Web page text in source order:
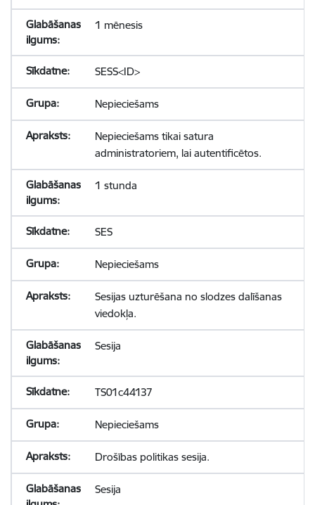
1 mēnesis
SESS<ID>
Nepieciešams
Nepieciešams tikai satura
administratoriem, lai autentificētos.
1 stunda
SES
Nepieciešams
Sesijas uzturēšana no slodzes dalīšanas
viedokļa.
Sesija
TS01c44137
Nepieciešams
Drošības politikas sesija.
Sesija